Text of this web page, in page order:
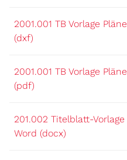
2001.001 TB Vorlage Pläne
(dxf)
2001.001 TB Vorlage Pläne
(pdf)
201.002 Titelblatt-Vorlage
Word (docx)